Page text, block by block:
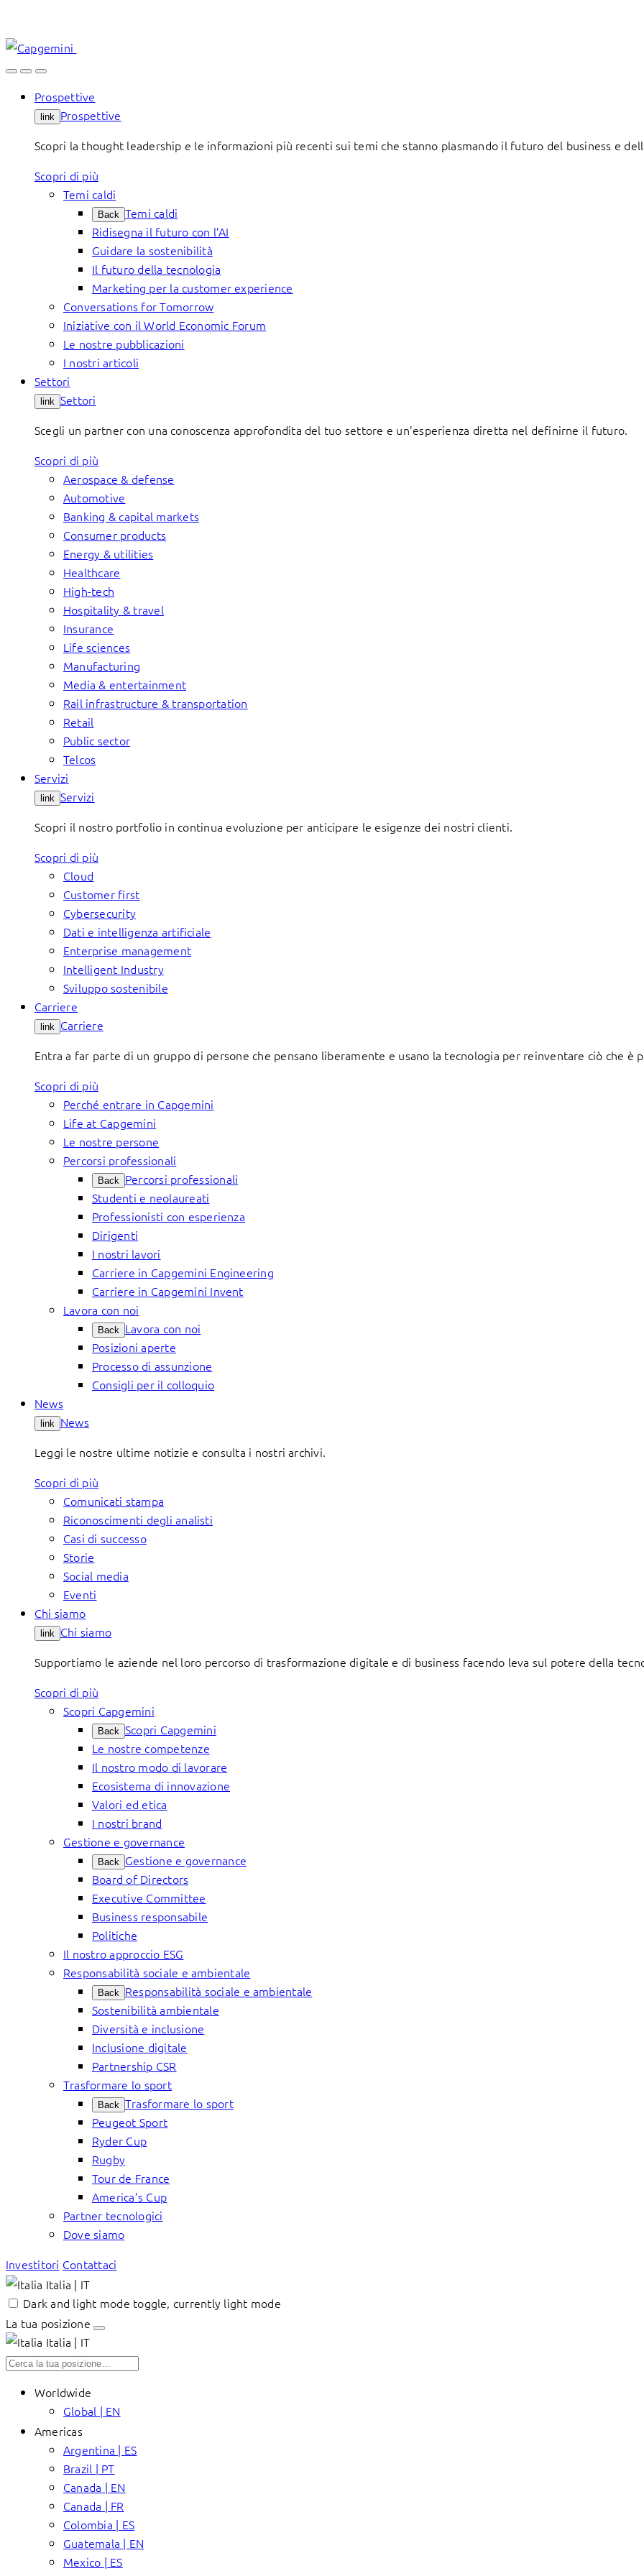
content
Prospettive
link Prospettive
Scopri la thought leadership e le informazioni più recenti sui temi che stanno plasmando il futuro del business e
Scopri di più
Temi caldi
Back Temi caldi
Ridisegna il futuro con l’AI
Guidare la sostenibilità
Il futuro della tecnologia
Marketing per la customer experience
Conversations for Tomorrow
Iniziative con il World Economic Forum
Le nostre pubblicazioni
I nostri articoli
Settori
link Settori
Scegli un partner con una conoscenza approfondita del tuo settore e un’esperienza diretta nel definirne il futuro.
Scopri di più
Aerospace & defense
Automotive
Banking & capital markets
Consumer products
Energy & utilities
Healthcare
High-tech
Hospitality & travel
Insurance
Life sciences
Manufacturing
Media & entertainment
Rail infrastructure & transportation
Retail
Public sector
Telcos
Servizi
link Servizi
Scopri il nostro portfolio in continua evoluzione per anticipare le esigenze dei nostri clienti.
Scopri di più
Cloud
Customer first
Cybersecurity
Dati e intelligenza artificiale
Enterprise management
Intelligent Industry
Sviluppo sostenibile
Carriere
link Carriere
Entra a far parte di un gruppo di persone che pensano liberamente e usano la tecnologia per reinventare ciò che è
Scopri di più
Perché entrare in Capgemini
Life at Capgemini
Le nostre persone
Percorsi professionali
Back Percorsi professionali
Studenti e neolaureati
Professionisti con esperienza
Dirigenti
I nostri lavori
Carriere in Capgemini Engineering
Carriere in Capgemini Invent
Lavora con noi
Back Lavora con noi
Posizioni aperte
Processo di assunzione
Consigli per il colloquio
News
link News
Leggi le nostre ultime notizie e consulta i nostri archivi.
Scopri di più
Comunicati stampa
Riconoscimenti degli analisti
Casi di successo
Storie
Social media
Eventi
Chi siamo
link Chi siamo
Supportiamo le aziende nel loro percorso di trasformazione digitale e di business facendo leva sul potere della
Scopri di più
Scopri Capgemini
Back Scopri Capgemini
Le nostre competenze
Il nostro modo di lavorare
Ecosistema di innovazione
Valori ed etica
I nostri brand
Gestione e governance
Back Gestione e governance
Board of Directors
Executive Committee
Business responsabile
Politiche
Il nostro approccio ESG
Responsabilità sociale e ambientale
Back Responsabilità sociale e ambientale
Sostenibilità ambientale
Diversità e inclusione
Inclusione digitale
Partnership CSR
Trasformare lo sport
Back Trasformare lo sport
Peugeot Sport
Ryder Cup
Rugby
Tour de France
America’s Cup
Partner tecnologici
Dove siamo
Investitori Contattaci
Italia | IT
Dark and light mode toggle, currently light mode
La tua posizione
Italia | IT
Worldwide
Global | EN
Americas
Argentina | ES
Brazil | PT
Canada | EN
Canada | FR
Colombia | ES
Guatemala | EN
Mexico | ES